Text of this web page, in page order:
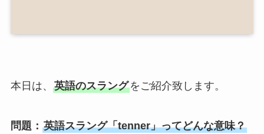
本日は、 英語のスラングをご紹介致します。
問題： 英語スラング「tenner」ってどんな意味？